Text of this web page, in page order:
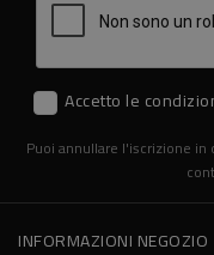
Accetto le
Puoi annullare l'iscrizione
INFORMAZIONI NEGOZIO